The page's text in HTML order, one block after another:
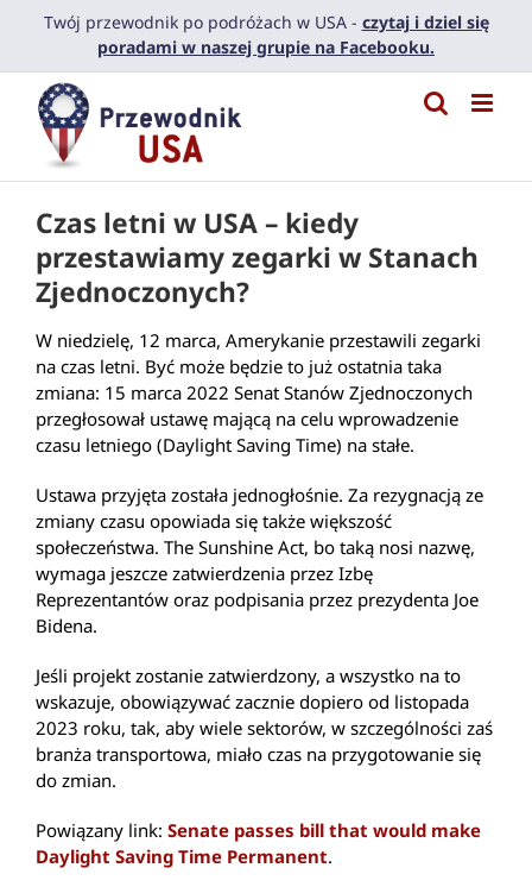
PrzejdźTwój przewodnik po podróżach w USA - czytaj i dziel się
poradami w naszej grupie na Facebooku.
Czas letni w USA – kiedy
przestawiamy zegarki w Stanach
Zjednoczonych?
W niedzielę, 12 marca, Amerykanie przestawili zegarki
na czas letni. Być może będzie to już ostatnia taka
zmiana: 15 marca 2022 Senat Stanów Zjednoczonych
przegłosował ustawę mającą na celu wprowadzenie
czasu letniego (Daylight Saving Time) na stałe.
Ustawa przyjęta została jednogłośnie. Za rezygnacją ze
zmiany czasu opowiada się także większość
społeczeństwa. The Sunshine Act, bo taką nosi nazwę,
wymaga jeszcze zatwierdzenia przez Izbę
Reprezentantów oraz podpisania przez prezydenta Joe
Bidena.
Jeśli projekt zostanie zatwierdzony, a wszystko na to
wskazuje, obowiązywać zacznie dopiero od listopada
2023 roku, tak, aby wiele sektorów, w szczególności zaś
branża transportowa, miało czas na przygotowanie się
do zmian.
Powiązany link: Senate passes bill that would make
Daylight Saving Time Permanent.